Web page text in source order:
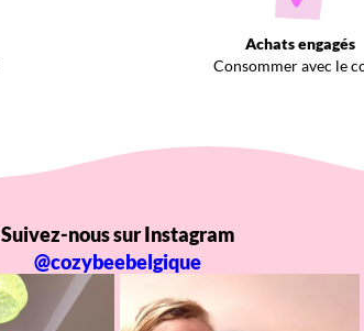
Achats engagés
Consommer avec le
Suivez-nous sur Instagram
@cozybeebelgique